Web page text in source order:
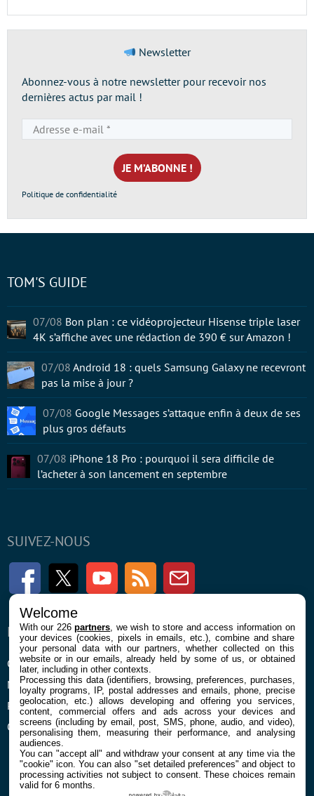
Newsletter
Abonnez-vous à notre newsletter pour recevoir nos
dernières actus par mail !
e-
mail
*
Politique de confidentialité
SUIVEZ-NOUS
FacebookTwitter Youtube RSS Newsletter
ENTREPRISE
Confidentialité et Cookies
Mentions légales et CGU
Préférences Cookies
Qui sommes nous
À PROPOS
Contact
TOM'S GUIDE
07/08 Bon plan : ce vidéoprojecteur Hisense triple laser
4K s’affiche avec une rédaction de 390 € sur Amazon !
07/08 Android 18 : quels Samsung Galaxy ne recevront
pas la mise à jour ?
07/08 Google Messages s’attaque enfin à deux de ses
plus gros défauts
07/08 iPhone 18 Pro : pourquoi il sera difficile de
l’acheter à son lancement en septembre
Welcome
With our 226partners , we wish to store and access information on
your devices (cookies, pixels in emails, etc.), combine and share
your personal data with our partners, whether collected on this
website or in our emails, already held by some of us, or obtained
later, including in other contexts.
Processing this data (identifiers, browsing, preferences, purchases,
loyalty programs, IP, postal addresses and emails, phone, precise
geolocation, etc.) allows developing and offering you services,
content, commercial offers and ads across your devices and
screens (including by email, post, SMS, phone, audio, and video),
personalising them, measuring their performance, and analysing
audiences.
You can "accept all" and withdraw your consent at any time via the
"cookie" icon. You can also "set detailed preferences" and object to
processing activities not subject to consent. These choices remain
valid for 6 months.
powered by